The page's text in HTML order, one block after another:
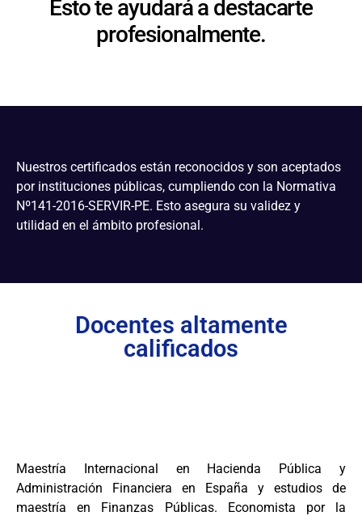
Esto te ayudará a destacarte
profesionalmente.
Nuestros certificados están reconocidos y son aceptados
por instituciones públicas, cumpliendo con la Normativa
Nº141-2016-SERVIR-PE. Esto asegura su validez y
utilidad en el ámbito profesional.
Docentes altamente
calificados
Maestría Internacional en Hacienda Pública y
Administración Financiera en España y estudios de
maestría en Finanzas Públicas. Economista por la